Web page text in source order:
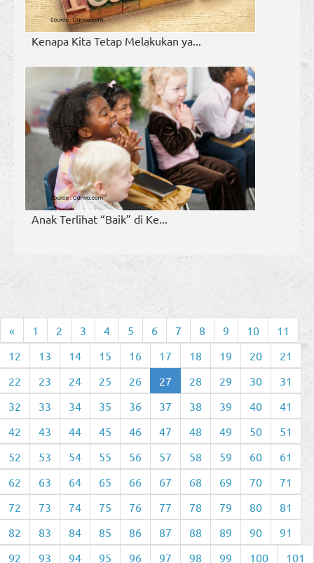
Kenapa Kita Tetap Melakukan ya...
Anak Terlihat “Baik” di Ke...
« 1 2 3 4 5 6 7 8 9 10
11
12
13 14 15 16 17 18 19 20
21
22
23 24 25 26 27 28 29 30
31
32
33 34 35 36 37 38 39 40
41
42
43 44 45 46 47 48 49 50
51
52
53 54 55 56 57 58 59 60
61
62
63 64 65 66 67 68 69 70
71
72
73 74 75 76 77 78 79 80
81
82
83 84 85 86 87 88 89 90
91
92
93 94 95 96 97 98 99 100
101